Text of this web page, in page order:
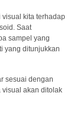
kita terhadap
Saat
sampel yang
yang ditunjukkan
sesuai dengan
akan ditolak